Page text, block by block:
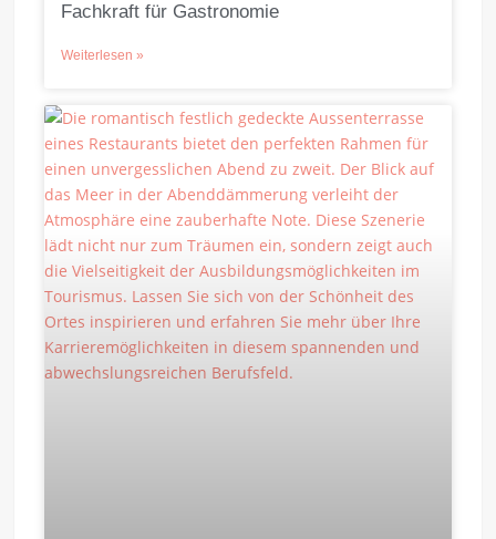
Fachkraft für Gastronomie
Weiterlesen »